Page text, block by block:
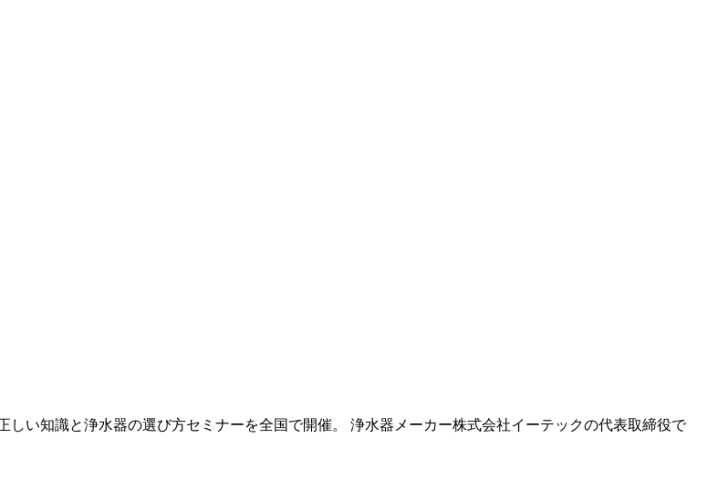
い知識と浄水器の選び方セミナーを全国で開催。 浄水器メーカー株式会社イーテックの代表取締役で